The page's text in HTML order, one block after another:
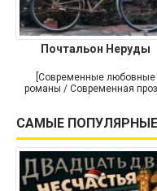
Почтальон Неруды
[Современные любовные
романы / Современная
САМЫЕ